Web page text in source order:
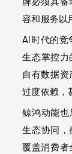
容和服务以
AI时代的竞
生态掌控
自有数据
过度依赖，
鲸鸿动能
生态协同
覆盖消费